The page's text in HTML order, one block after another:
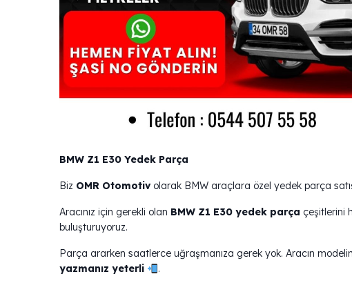
BMW Z1 E30 Yedek Parça
Biz OMR Otomotivolarak BMW araçlara özel yedek parça
Aracınız için gerekli olan BMW Z1 E30 yedek parça çeşitlerini
buluşturuyoruz.
Parça ararken saatlerce uğraşmanıza gerek yok. Aracın
yazmanız yeterli
.